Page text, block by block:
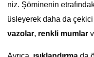
niz. Şöminenin
üsleyerek daha da
vazolar, renkli mumlar